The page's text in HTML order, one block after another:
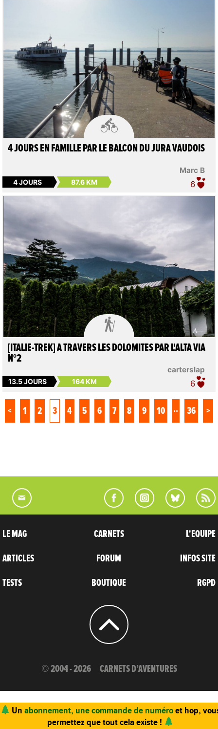

Marc B
4 JOURS EN FAMILLE PAR LE BALCON DU JURA VAUDOIS
4 JOURS 87.6 KM 6

carterslap
[ITALIE-TREK] A TRAVERS LES DOLOMITES PAR L'ALTA VIA
N°2
13.5 JOURS 164 KM 6
< 1 2 3 4 5 6 7 8 9 10 .. 36 >
LE MAG
ARTICLES
TESTS
CARNETS
FORUM
BOUTIQUE
L'EQUIPE
INFOS SITE
RGPD
© 2004 - 2026 CARNETS D’AVENTURES
Un abonnement, une commande de numéroet hop,
permettez que tout cela existe !